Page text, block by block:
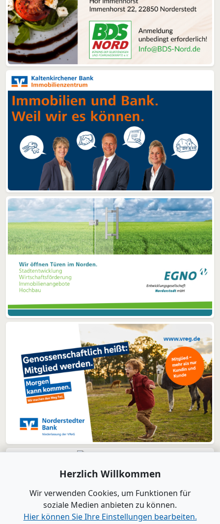
Herzlich Willkommen
Wir verwenden Cookies, um Funktionen für
soziale Medien anbieten zu können.
Hier können Sie Ihre Einstellungen bearbeiten.